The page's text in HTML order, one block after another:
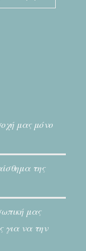
μας μόνο
της
μας
για να την